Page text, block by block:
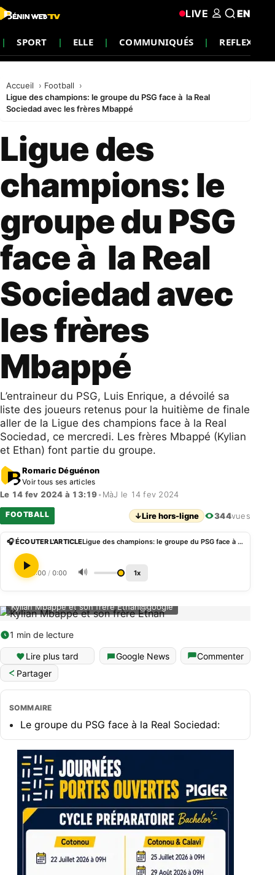
SPORT ELLE COMMUNIQUÉS REFLEXION
LIVE EN
Accueil
Football
Ligue des champions: le groupe du PSG face à la Real
Sociedad avec les frères Mbappé
Ligue des
champions: le
groupe du PSG
face à la Real
Sociedad avec
les frères
Mbappé
L’entraineur du PSG, Luis Enrique, a dévoilé sa
liste des joueurs retenus pour la huitième de finale
aller de la Ligue des champions face à la Real
Sociedad, ce mercredi. Les frères Mbappé (Kylian
et Ethan) font partie du groupe.
Romaric Déguénon
Voir tous ses articles
Le 14 fev 2024 à 13:19• MàJ le 14 fev 2024
FOOTBALL ↓Lire hors-ligne 344vues
🎧 ÉCOUTER L'ARTICLE Ligue des champions: le groupe du PSG face à la Real Sociedad avec les frères Mbappé
0:00 / 0:00 🔊 1x
Kylian Mbappé et son frère Ethan@google
1 min de lecture
Lire plus tard Google News
Commenter
Partager
SOMMAIRE
Le groupe du PSG face à la Real Sociedad: